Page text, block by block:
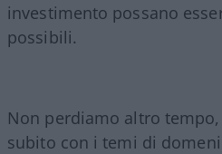
investimento possano
possibili.
Non perdiamo altro
subito con i temi di